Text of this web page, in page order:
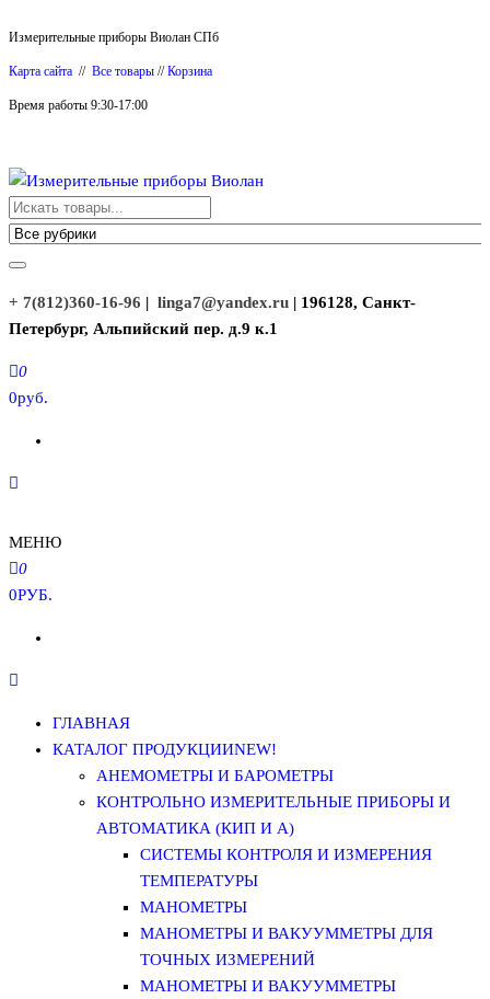
к
содержимому
Измерительные приборы Виолан СПб
Карта сайта // Все товары //Корзина
Время работы 9:30-17:00
Измерительные приборы Виолан
+ 7(812)360-16-96 | linga7@yandex.ru | 196128, Санкт-
Петербург, Альпийский пер. д.9 к.1
0
0руб.
МЕНЮ
0
0РУБ.
ГЛАВНАЯ
КАТАЛОГ ПРОДУКЦИИNEW!
АНЕМОМЕТРЫ И БАРОМЕТРЫ
КОНТРОЛЬНО ИЗМЕРИТЕЛЬНЫЕ ПРИБОРЫ И
АВТОМАТИКА (КИП И А)
СИСТЕМЫ КОНТРОЛЯ И ИЗМЕРЕНИЯ
ТЕМПЕРАТУРЫ
МАНОМЕТРЫ
МАНОМЕТРЫ И ВАКУУММЕТРЫ ДЛЯ
ТОЧНЫХ ИЗМЕРЕНИЙ
МАНОМЕТРЫ И ВАКУУММЕТРЫ